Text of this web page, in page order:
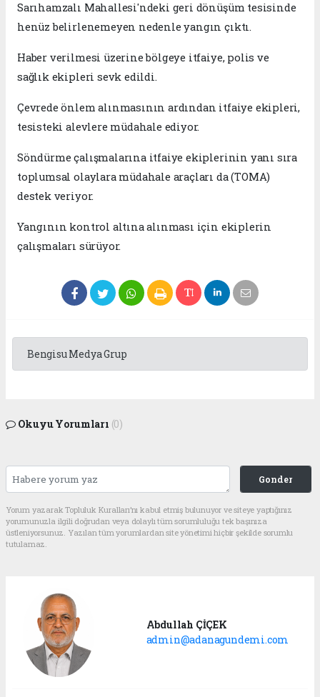
Sarıhamzalı Mahallesi'ndeki geri dönüşüm tesisinde
henüz belirlenemeyen nedenle yangın çıktı.
Haber verilmesi üzerine bölgeye itfaiye, polis ve
sağlık ekipleri sevk edildi.
Çevrede önlem alınmasının ardından itfaiye ekipleri,
tesisteki alevlere müdahale ediyor.
Söndürme çalışmalarına itfaiye ekiplerinin yanı sıra
toplumsal olaylara müdahale araçları da (TOMA)
destek veriyor.
Yangının kontrol altına alınması için ekiplerin
çalışmaları sürüyor.
Bengisu Medya Grup
Okuyu Yorumları (0)
Gonder
Yorum yazarak Topluluk Kuralları’nı kabul etmiş bulunuyor ve siteye yaptığınız
yorumunuzla ilgili doğrudan veya dolaylı tüm sorumluluğu tek başınıza
üstleniyorsunuz. Yazılan tüm yorumlardan site yönetimi hiçbir şekilde sorumlu
tutulamaz.
Abdullah ÇİÇEK
admin@adanagundemi.com